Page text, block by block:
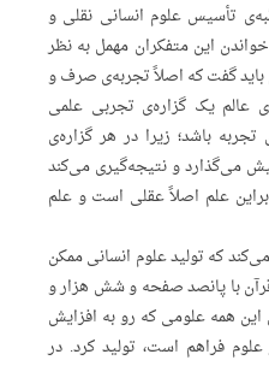
تأسیس علوم انسانی نقلی و
این متفکران مهمل به نظر
باید گفت که اصلاً تجربه‌ی صرف و
عالم یک گزاره‌ی تجربی علمی
باشد؛ زیرا در هر گزاره‌ی
می‌گذارد و نتیجه‌گیری می‌کند
علم اصلاً عقلی است و علم
که تولید علوم انسانی ممکن
با پانصد صفحه و شش هزار و
‌همه علومی که رو به افزایش
فراهم است، تولید کرد. در